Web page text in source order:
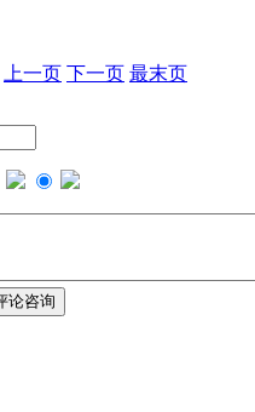
上一页 下一页 最末页